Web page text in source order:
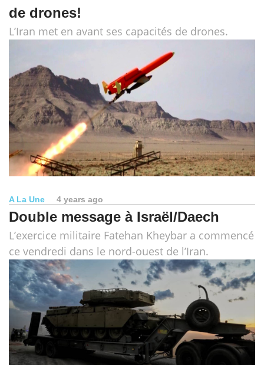
de drones!
L’Iran met en avant ses capacités de drones.
A La Une 4 years ago
Double message à Israël/Daech
L’exercice militaire Fatehan Kheybar a commencé
ce vendredi dans le nord-ouest de l’Iran.